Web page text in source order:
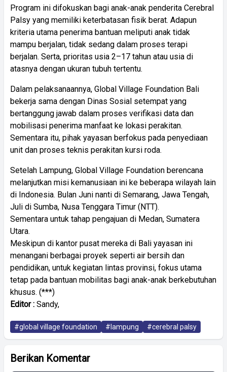
Program ini difokuskan bagi anak-anak penderita Cerebral
Palsy yang memiliki keterbatasan fisik berat. Adapun
kriteria utama penerima bantuan meliputi anak tidak
mampu berjalan, tidak sedang dalam proses terapi
berjalan. Serta, prioritas usia 2–17 tahun atau usia di
atasnya dengan ukuran tubuh tertentu.
Dalam pelaksanaannya, Global Village Foundation Bali
bekerja sama dengan Dinas Sosial setempat yang
bertanggung jawab dalam proses verifikasi data dan
mobilisasi penerima manfaat ke lokasi perakitan.
Sementara itu, pihak yayasan berfokus pada penyediaan
unit dan proses teknis perakitan kursi roda.
Setelah Lampung, Global Village Foundation berencana
melanjutkan misi kemanusiaan ini ke beberapa wilayah lain
di Indonesia. Bulan Juni nanti di Semarang, Jawa Tengah,
Juli di Sumba, Nusa Tenggara Timur (NTT).
Sementara untuk tahap pengajuan di Medan, Sumatera
Utara.
Meskipun di kantor pusat mereka di Bali yayasan ini
menangani berbagai proyek seperti air bersih dan
pendidikan, untuk kegiatan lintas provinsi, fokus utama
tetap pada bantuan mobilitas bagi anak-anak berkebutuhan
khusus. (***)
Editor : Sandy,
#global village foundation #lampung #cerebral palsy
Berikan Komentar